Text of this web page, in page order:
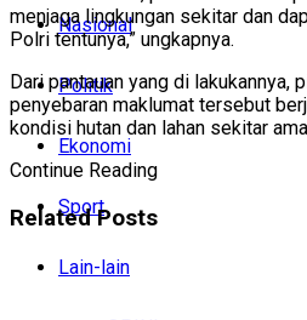
Nasional
Politik
Ekonomi
Sport
Lain-lain
menjaga lingkungan sekitar dan
Polri tentunya,” ungkapnya.
Dari pantauan yang di lakukannya,
penyebaran maklumat tersebut
kondisi hutan dan lahan sekitar
Continue Reading
RelatedPosts